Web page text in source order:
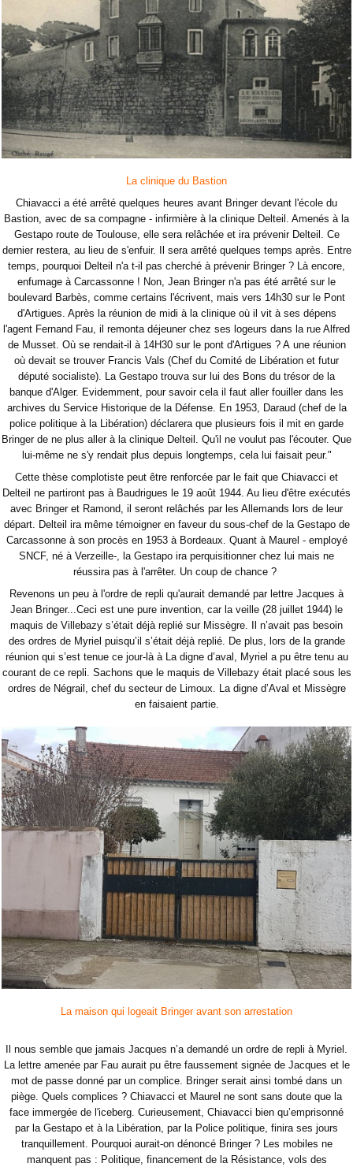
La clinique du Bastion
Chiavacci a été arrêté quelques heures avant Bringer devant l'école du
Bastion, avec de sa compagne - infirmière à la clinique Delteil. Amenés à la
Gestapo route de Toulouse, elle sera relâchée et ira prévenir Delteil. Ce
dernier restera, au lieu de s'enfuir. Il sera arrêté quelques temps après. Entre
temps, pourquoi Delteil n'a t-il pas cherché à prévenir Bringer ? Là encore,
enfumage à Carcassonne ! Non, Jean Bringer n'a pas été arrêté sur le
boulevard Barbès, comme certains l'écrivent, mais vers 14h30 sur le Pont
d'Artigues. Après la réunion de midi à la clinique où il vit à ses dépens
l'agent Fernand Fau, il remonta déjeuner chez ses logeurs dans la rue Alfred
de Musset. Où se rendait-il à 14H30 sur le pont d'Artigues ? A une réunion
où devait se trouver Francis Vals (Chef du Comité de Libération et futur
député socialiste). La Gestapo trouva sur lui des Bons du trésor de la
banque d'Alger. Evidemment, pour savoir cela il faut aller fouiller dans les
archives du Service Historique de la Défense. En 1953, Daraud (chef de la
police politique à la Libération) déclarera que plusieurs fois il mit en garde
Bringer de ne plus aller à la clinique Delteil. Qu'il ne voulut pas l'écouter. Que
lui-même ne s'y rendait plus depuis longtemps, cela lui faisait peur."
Cette thèse complotiste peut être renforcée par le fait que Chiavacci et
Delteil ne partiront pas à Baudrigues le 19 août 1944. Au lieu d'être exécutés
avec Bringer et Ramond, il seront relâchés par les Allemands lors de leur
départ. Delteil ira même témoigner en faveur du sous-chef de la Gestapo de
Carcassonne à son procès en 1953 à Bordeaux. Quant à Maurel - employé
SNCF, né à Verzeille-, la Gestapo ira perquisitionner chez lui mais ne
réussira pas à l'arrêter. Un coup de chance ?
Revenons un peu à l'ordre de repli qu'aurait demandé par lettre Jacques à
Jean Bringer...Ceci est une pure invention, car la veille (28 juillet 1944) le
maquis de Villebazy s’était déjà replié sur Missègre. Il n’avait pas besoin
des ordres de Myriel puisqu’il s’était déjà replié. De plus, lors de la grande
réunion qui s’est tenue ce jour-là à La digne d’aval, Myriel a pu être tenu au
courant de ce repli. Sachons que le maquis de Villebazy était placé sous les
ordres de Négrail, chef du secteur de Limoux. La digne d’Aval et Missègre
en faisaient partie.
La maison qui logeait Bringer avant son arrestation
Il nous semble que jamais Jacques n’a demandé un ordre de repli à Myriel.
La lettre amenée par Fau aurait pu être faussement signée de Jacques et le
mot de passe donné par un complice. Bringer serait ainsi tombé dans un
piège. Quels complices ? Chiavacci et Maurel ne sont sans doute que la
face immergée de l'iceberg. Curieusement, Chiavacci bien qu’emprisonné
par la Gestapo et à la Libération, par la Police politique, finira ses jours
tranquillement. Pourquoi aurait-on dénoncé Bringer ? Les mobiles ne
manquent pas : Politique, financement de la Résistance, vols des